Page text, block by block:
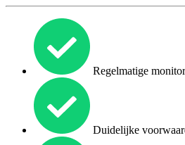
Regelmatige
Duidelijke